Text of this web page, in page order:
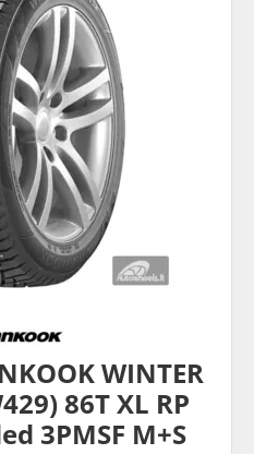
WINTER
86T XL RP
3PMSF M+S